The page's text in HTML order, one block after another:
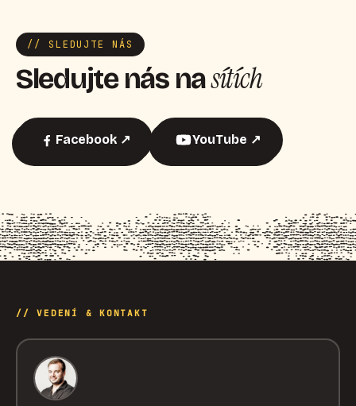
// SLEDUJTE NÁS
Sledujte nás nasítích
Facebook ↗ YouTube ↗
// VEDENÍ & KONTAKT